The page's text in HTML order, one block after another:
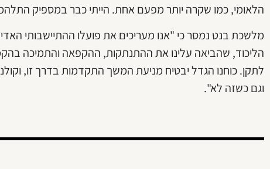
הלאומי, כמו שקרה יותר מפעם אחת. הייתי כבר במספיק
מלשכת בנט נמסר כי "אנו מעריכים את פועלו ההתיישבותי
הליכוד, שהביאה עלינו את ההתנתקות, ההקפאה והתמיכה
לתקן. כוחנו הגדל יבטיח מניעת המשך התקדמות בדרך זו,
וגם כשזה לא".